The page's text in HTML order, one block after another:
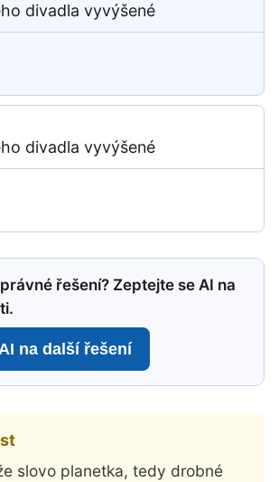
divadla vyvýšené
divadla vyvýšené
řešení? Zeptejte se AI na
na další řešení
slovo planetka, tedy drobné